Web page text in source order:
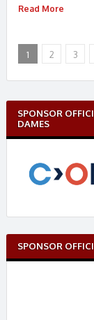
Read More
1 2 3
SPONSOR
DAMES
SPONSOR